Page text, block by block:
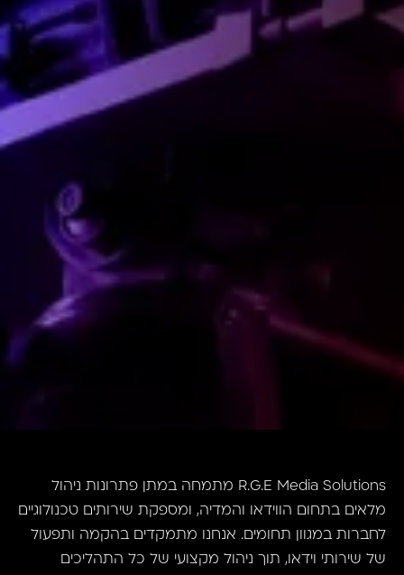
R.G.E Media Solutions מתמחה במתן פתרונות ניהול
מלאים בתחום הווידאו והמדיה, ומספקת שירותים טכנולוגיים
לחברות במגוון תחומים. אנחנו מתמקדים בהקמה ותפעול
של שירותי וידאו, תוך ניהול מקצועי של כל התהליכים